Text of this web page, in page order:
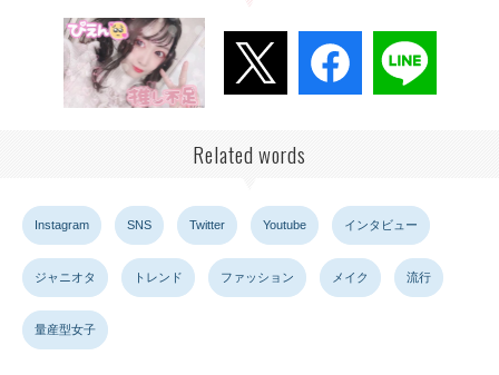
Related words
Instagram SNS Twitter Youtube インタビュー
ジャニオタ トレンド ファッション メイク 流行
量産型女子